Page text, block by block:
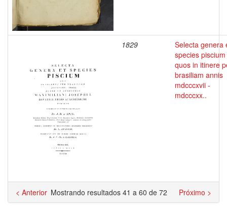
1829
Selecta genera
species piscium
quos in itinere
brasiliam annis
mdcccxvii -
mdcccxx..
Mostrando resultados 41 a 60 de 72
< Anterior Próximo >